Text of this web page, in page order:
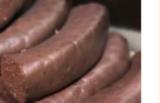
AU PANIER